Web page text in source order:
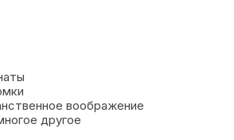
воображение
другое